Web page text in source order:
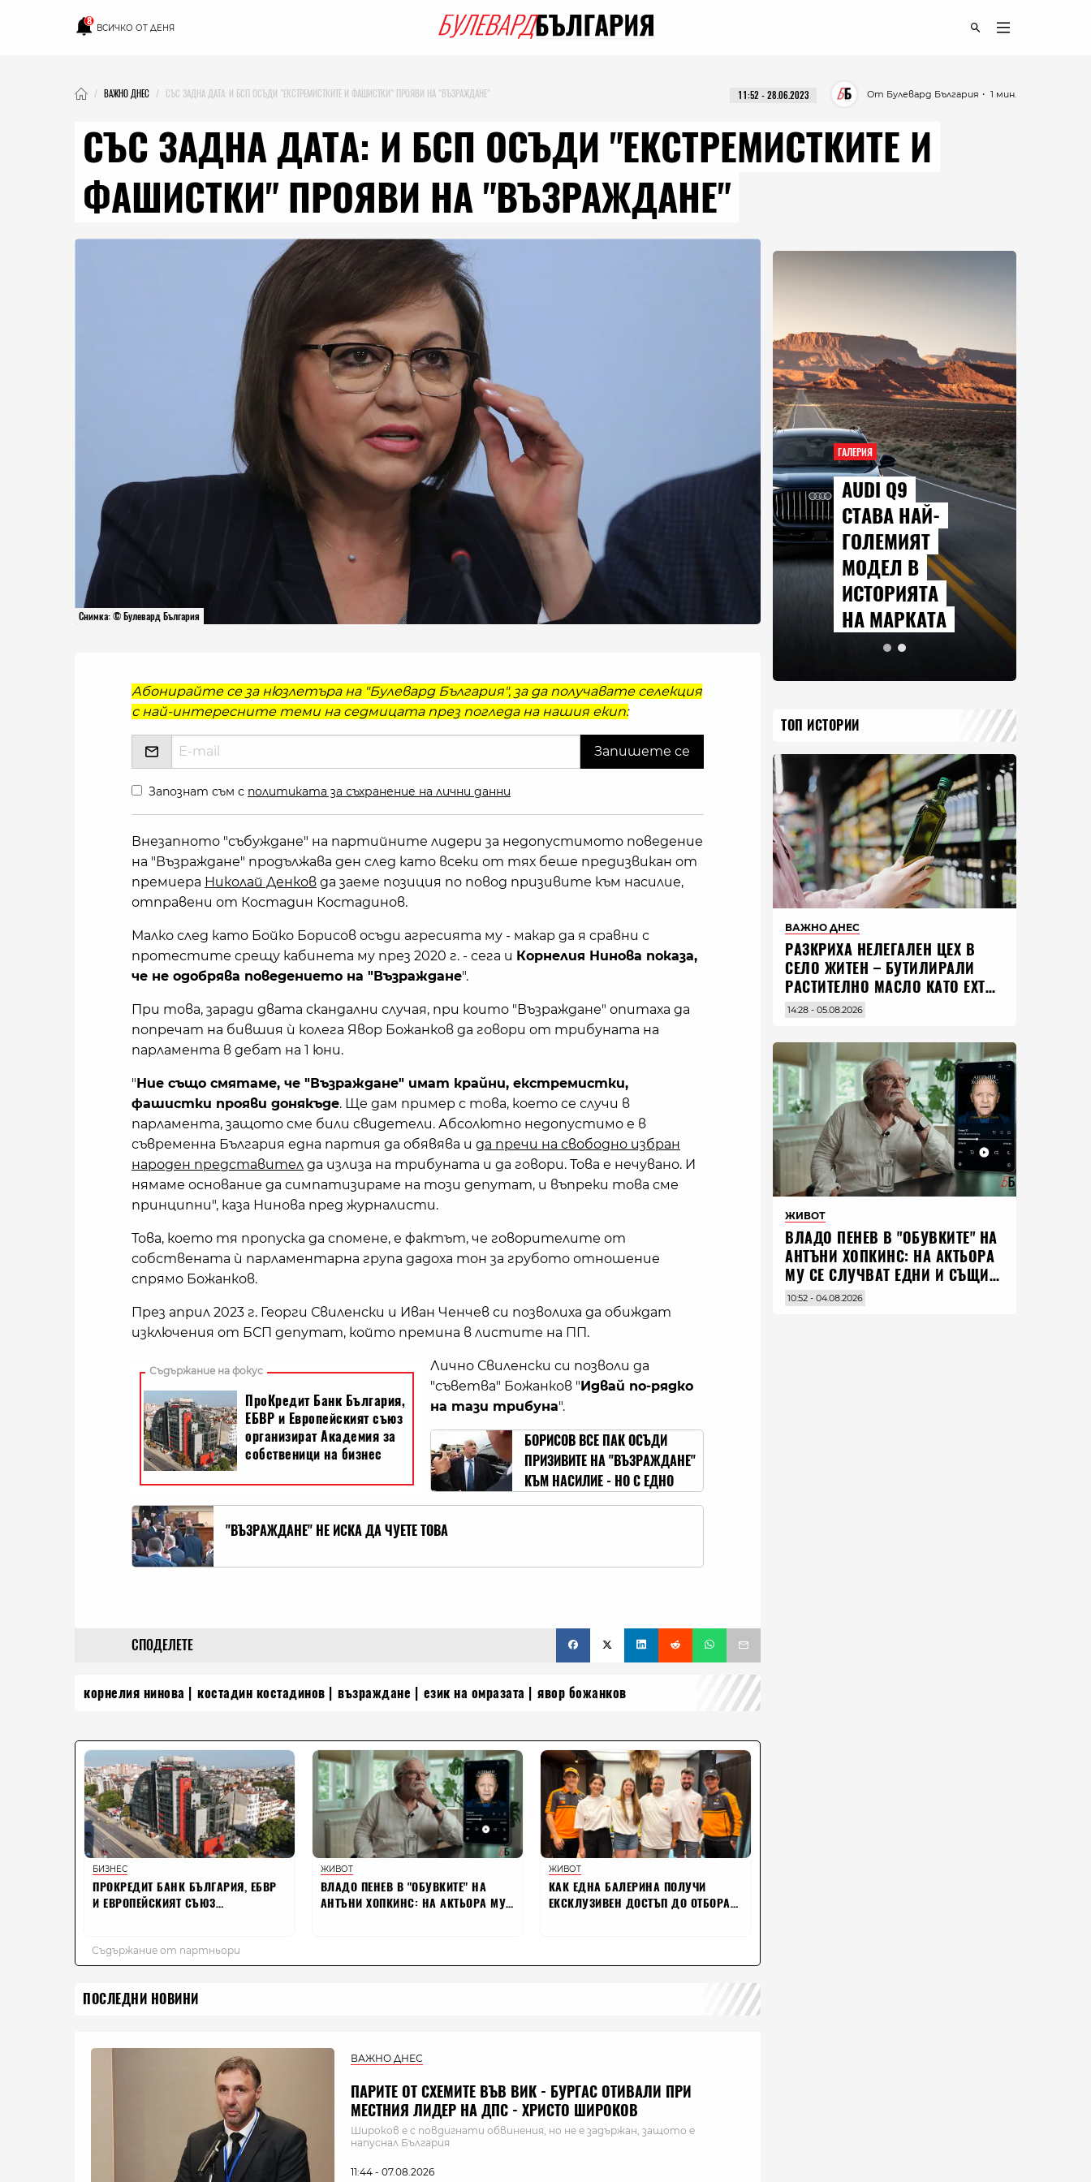
8
ВСИЧКО ОТ ДЕНЯ
ВАЖНО ДНЕС СЪС ЗАДНА ДАТА: И БСП ОСЪДИ "ЕКСТРЕМИСТКИТЕ И ФАШИСТКИ" ПРОЯВИ НА "ВЪЗРАЖДАНЕ" ・ 1 мин.
От Булевард България
11:52 - 28.06.2023
СЪС ЗАДНА ДАТА: И БСП ОСЪДИ "ЕКСТРЕМИСТКИТЕ И
ФАШИСТКИ" ПРОЯВИ НА "ВЪЗРАЖДАНЕ"
Снимка: © Булевард България
Абонирайте се за нюзлетъра на "Булевард България", за да получавате селекция
с най-интересните теми на седмицата през погледа на нашия екип:
Запознат съм с политиката за съхранение на лични данни
Внезапното "събуждане" на партийните лидери за недопустимото поведение
на "Възраждане" продължава ден след като всеки от тях беше предизвикан от
премиера Николай Денков да заеме позиция по повод призивите към насилие,
отправени от Костадин Костадинов.
Малко след като Бойко Борисов осъди агресията му - макар да я сравни с
протестите срещу кабинета му през 2020 г. - сега и Корнелия Нинова показа,
че не одобрява поведението на "Възраждане".
При това, заради двата скандални случая, при които "Възраждане" опитаха да
попречат на бившия ѝ колега Явор Божанков да говори от трибуната на
парламента в дебат на 1 юни.
" Ние също смятаме, че "Възраждане" имат крайни, екстремистки,
фашистки прояви донякъде. Ще дам пример с това, което се случи в
парламента, защото сме били свидетели. Абсолютно недопустимо е в
съвременна България една партия да обявява и да пречи на свободно избран
народен представител да излиза на трибуната и да говори. Това е нечувано. И
нямаме основание да симпатизираме на този депутат, и въпреки това сме
принципни", каза Нинова пред журналисти.
Това, което тя пропуска да спомене, е фактът, че говорителите от
собствената ѝ парламентарна група дадоха тон за грубото отношение
спрямо Божанков.
През април 2023 г. Георги Свиленски и Иван Ченчев си позволиха да обиждат
изключения от БСП депутат, който премина в листите на ПП.
Лично Свиленски си позволи да
"съветва" Божанков " Идвай по-рядко
на тази трибуна".
БОРИСОВ ВСЕ ПАК ОСЪДИ
ПРИЗИВИТЕ НА "ВЪЗРАЖДАНЕ"
КЪМ НАСИЛИЕ - НО С ЕДНО
НАУМ
"ВЪЗРАЖДАНЕ" НЕ ИСКА ДА ЧУЕТЕ ТОВА
СПОДЕЛЕТЕ
корнелия нинова костадин костадинов възраждане език на омразата явор божанков
ПОСЛЕДНИ НОВИНИ
ВАЖНО ДНЕС
ПАРИТЕ ОТ СХЕМИТЕ ВЪВ ВИК - БУРГАС ОТИВАЛИ ПРИ
МЕСТНИЯ ЛИДЕР НА ДПС - ХРИСТО ШИРОКОВ
Широков е с повдигнати обвинения, но не е задържан, защото е
напуснал България
11:44 - 07.08.2026
ГАЛЕРИЯ
AUDI Q9
СТАВА НАЙ-
ГОЛЕМИЯТ
МОДЕЛ В
ИСТОРИЯТА
НА МАРКАТА
ТОП ИСТОРИИ
ВАЖНО ДНЕС
РАЗКРИХА НЕЛЕГАЛЕН ЦЕХ В
СЕЛО ЖИТЕН – БУТИЛИРАЛИ
РАСТИТЕЛНО МАСЛО КАТО EXTRA
VIRGIN ЗЕХТИН
14:28 - 05.08.2026
ЖИВОТ
ВЛАДO ПЕНЕВ В "ОБУВКИТЕ" НА
АНТЪНИ ХОПКИНС: НА АКТЬОРА
МУ СЕ СЛУЧВАТ ЕДНИ И СЪЩИ
НЕЩА ПО ЦЕЛИЯ СВЯТ
10:52 - 04.08.2026